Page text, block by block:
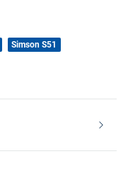
Simson S51